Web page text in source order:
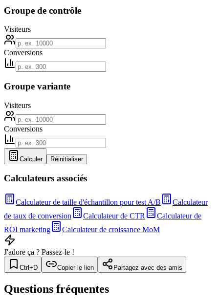
Groupe de contrôle
Visiteurs
Conversions
Groupe variante
Visiteurs
Conversions
Calculer Réinitialiser
Calculateurs associés
Calculateur de taille d'échantillon pour test A/B
Calculateur
de taux de conversion
Calculateur de CTR
Calculateur de
ROI marketing
Calculateur de croissance MoM
J'adore ça ? Passez-le !
Ctrl+D Copier le lien Partagez avec des amis
Questions fréquentes